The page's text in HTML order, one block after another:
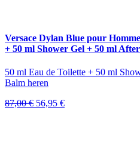
Versace Dylan Blue pour
+ 50 ml Shower Gel + 50 ml
50 ml Eau de Toilette + 50 ml
Balm heren
87,00€ Oorspronkelijke
56,95 €Huidige